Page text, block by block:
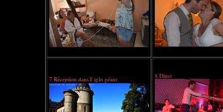
7 Réception dans l' iglo géant 8 Diner